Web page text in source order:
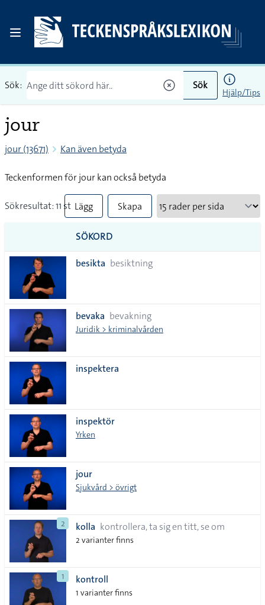
Sök: Sök
Hjälp/Tips
jour
jour (13671) Kan även betyda
Teckenformen för jour kan också betyda
Sökresultat: 11 st Lägg
till
alla i
Skapa
SÖKORD
besikta besiktning
bevaka bevakning
Juridik > kriminalvården
inspektera
inspektör
Yrken
jour
Sjukvård > övrigt
2 kolla kontrollera, ta sig en titt, se om
2 varianter finns
1 kontroll
1 varianter finns